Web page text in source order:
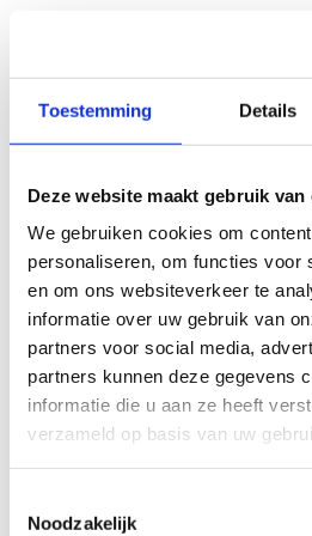
Toestemming Details
Deze website maakt gebruik van
We gebruiken cookies om
personaliseren, om functies voor
en om ons websiteverkeer te
informatie over uw gebruik van
partners voor social media,
partners kunnen deze gegevens
informatie die u aan ze heeft
verzameld op basis van uw
Noodzakelijk
De finale op zaterdagavond
korte triathlon met dezelfde
een normale triathlon.
Vanaf het begin wist Škrabanja
Franse Beaugrand en de
Škrabanja goed voor een vierde
achttien seconden van het
gewonnen door thuisfavoriet
tweede.
De derde plek van Škrabanja
vijfde plek in de Arena Games